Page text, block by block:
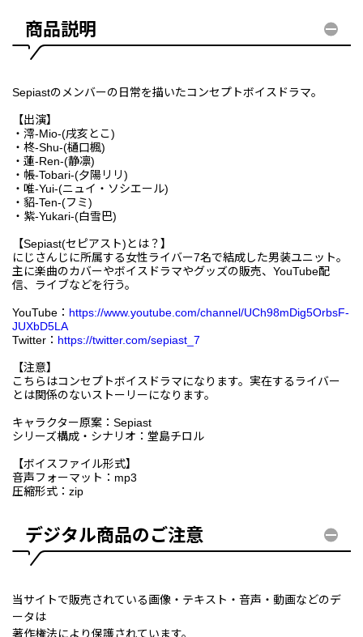
商品説明
Sepiastのメンバーの日常を描いたコンセプトボイスドラマ。
【出演】
・澪-Mio-(戌亥とこ)
・柊-Shu-(樋口楓)
・蓮-Ren-(静凛)
・帳-Tobari-(夕陽リリ)
・唯-Yui-(ニュイ・ソシエール)
・貂-Ten-(フミ)
・紫-Yukari-(白雪巴)
【Sepiast(セピアスト)とは？】
にじさんじに所属する女性ライバー7名で結成した男装ユニット。
主に楽曲のカバーやボイスドラマやグッズの販売、YouTube配
信、ライブなどを行う。
YouTube： https://www.youtube.com/channel/UCh98mDig5OrbsF-
JUXbD5LA
Twitter： https://twitter.com/sepiast_7
【注意】
こちらはコンセプトボイスドラマになります。実在するライバー
とは関係のないストーリーになります。
キャラクター原案：Sepiast
シリーズ構成・シナリオ：堂島チロル
【ボイスファイル形式】
音声フォーマット：mp3
圧縮形式：zip
デジタル商品のご注意
当サイトで販売されている画像・テキスト・音声・動画などのデ
ータは
著作権法により保護されています。